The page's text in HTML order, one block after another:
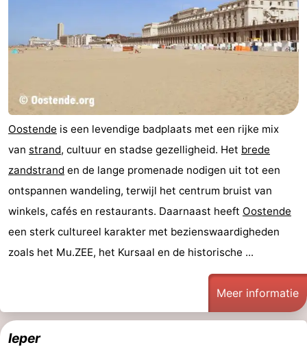
Forum
-
Parkeren
-
Kusttram
Reisboekenwinkel
Nieuws
Medische
Oostende is een levendige badplaats met een rijke mix
van strand, cultuur en stadse gezelligheid. Het brede
zandstrand en de lange promenade nodigen uit tot een
ontspannen wandeling, terwijl het centrum bruist van
winkels, cafés en restaurants. Daarnaast heeft Oostende
een sterk cultureel karakter met bezienswaardigheden
zoals het Mu.ZEE, het Kursaal en de historische ...
Meer informatie
Ieper